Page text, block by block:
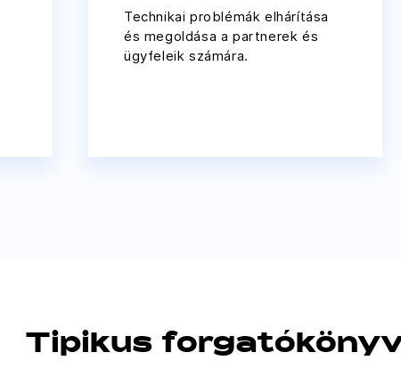
Technikai problémák elhárítása
és megoldása a partnerek és
ügyfeleik számára.
Tipikus